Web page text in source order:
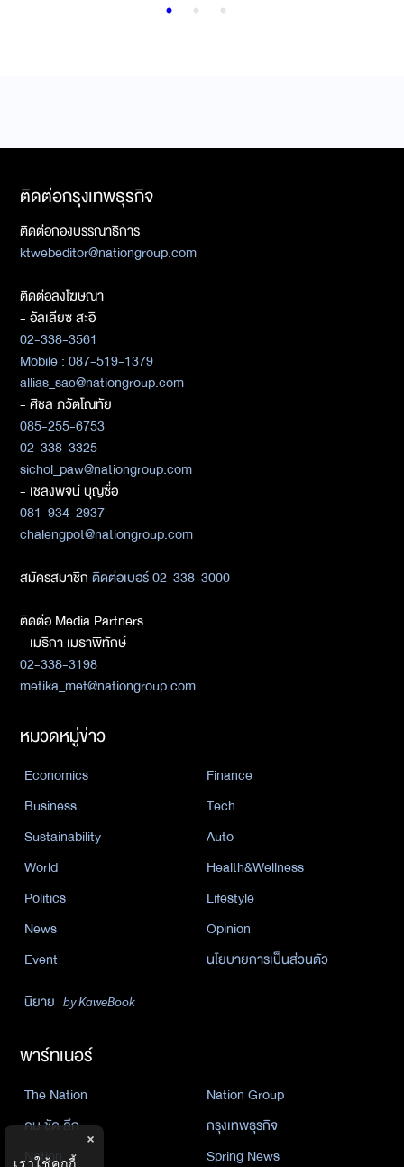
ติดต่อกรุงเทพธุรกิจ
ติดต่อกองบรรณาธิการ
ktwebeditor@nationgroup.com
ติดต่อลงโฆษณา
- อัลเลียซ สะอิ
02-338-3561
Mobile : 087-519-1379
allias_sae@nationgroup.com
- ศิชล ภวัตโณทัย
085-255-6753
02-338-3325
sichol_paw@nationgroup.com
- เชลงพจน์ บุญซื่อ
081-934-2937
chalengpot@nationgroup.com
สมัครสมาชิกติดต่อเบอร์ 02-338-3000
ติดต่อ Media Partners
- เมธิกา เมธาพิทักษ์
02-338-3198
metika_met@nationgroup.com
หมวดหมู่ข่าว
Economics
Finance
Business
Tech
Sustainability
Auto
World
Health&Wellness
Politics
Lifestyle
News
Opinion
Event
นโยบายการเป็นส่วนตัว
นิยาย by KaweBook
พาร์ทเนอร์
The Nation
Nation Group
คม ชัด ลึก
กรุงเทพธุรกิจ
Nation
Spring News
×
เราใช้คุกกี้